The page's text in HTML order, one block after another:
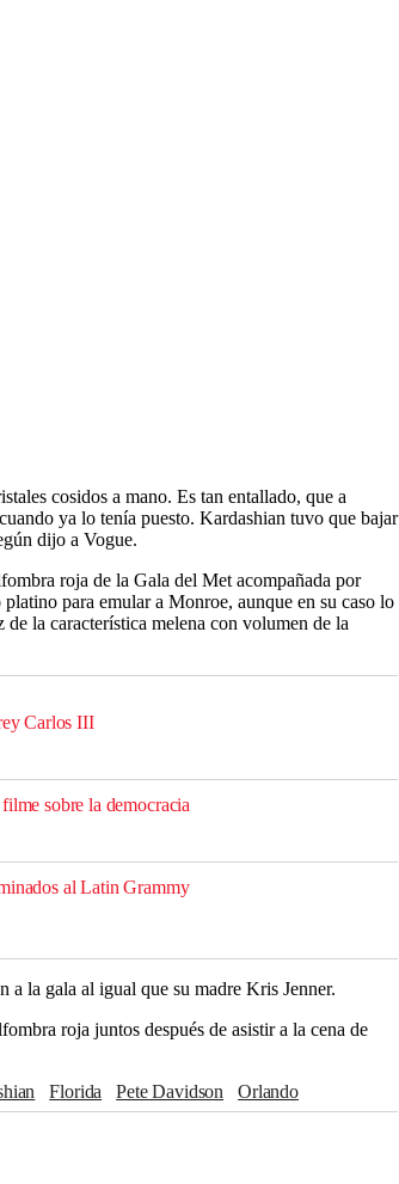
cosidos a mano. Es tan entallado, que a
ya lo tenía puesto. Kardashian tuvo que bajar
dijo a Vogue.
roja de la Gala del Met acompañada por
para emular a Monroe, aunque en su caso lo
la característica melena con volumen de la
Carlos III
sobre la democracia
al Latin Grammy
a la gala al igual que su madre Kris Jenner.
roja juntos después de asistir a la cena de
Florida Pete Davidson
Orlando